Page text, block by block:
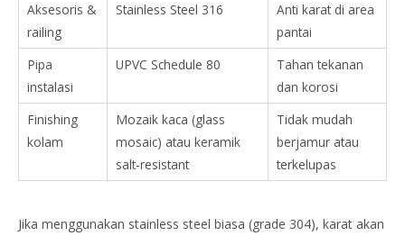
Aksesoris &
railing
Stainless Steel 316
Anti karat di area
pantai
Pipa
instalasi
UPVC Schedule 80
Tahan tekanan
dan korosi
Finishing
kolam
Mozaik kaca (glass
mosaic) atau keramik
salt-resistant
Tidak mudah
berjamur atau
terkelupas
Jika menggunakan stainless steel biasa (grade 304), karat akan